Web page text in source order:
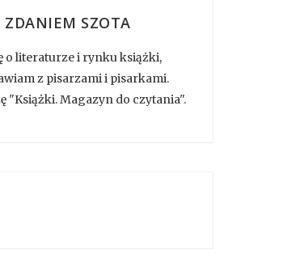
ZDANIEM SZOTA
o literaturze i rynku książki,
z pisarzami i pisarkami.
"Książki. Magazyn do czytania".